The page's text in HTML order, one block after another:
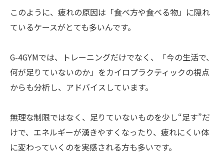
このように、疲れの原因は「食べ方や食べる物」に隠れ
ているケースがとても多いんです。
G-4GYMでは、トレーニングだけでなく、「今の生活で、
何が足りていないのか」をカイロプラクティックの視点
からも分析し、アドバイスしています。
無理な制限ではなく、足りていないものを少し“足す”だ
けで、エネルギーが湧きやすくなったり、疲れにくい体
に変わっていくのを実感される方も多いです。